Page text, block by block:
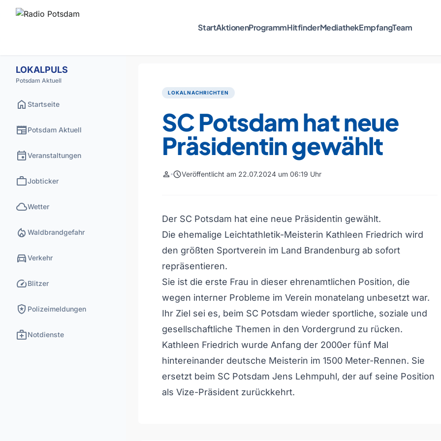
StartAktionenProgrammHitfinderMediathekEmpfangTeam
LOKALPULS
Potsdam Aktuell
home Startseite
newspaperPotsdam Aktuell
eventVeranstaltungen
workJobticker
cloudWetter
local_fire_department Waldbrandgefahr
directions_carVerkehr
speedBlitzer
local_police Polizeimeldungen
medical_servicesNotdienste
LOKALNACHRICHTEN
SC Potsdam hat neue
Präsidentin gewählt
person scheduleVeröffentlicht am 22.07.2024 um 06:19 Uhr
Der SC Potsdam hat eine neue Präsidentin gewählt.
Die ehemalige Leichtathletik-Meisterin Kathleen Friedrich wird
den größten Sportverein im Land Brandenburg ab sofort
repräsentieren.
Sie ist die erste Frau in dieser ehrenamtlichen Position, die
wegen interner Probleme im Verein monatelang unbesetzt war.
Ihr Ziel sei es, beim SC Potsdam wieder sportliche, soziale und
gesellschaftliche Themen in den Vordergrund zu rücken.
Kathleen Friedrich wurde Anfang der 2000er fünf Mal
hintereinander deutsche Meisterin im 1500 Meter-Rennen. Sie
ersetzt beim SC Potsdam Jens Lehmpuhl, der auf seine Position
als Vize-Präsident zurückkehrt.